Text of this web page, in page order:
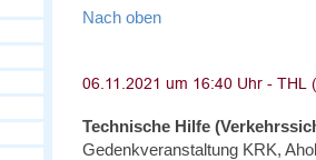
Nach oben
Technische Hilfe
Gedenkveranstaltung KRK,